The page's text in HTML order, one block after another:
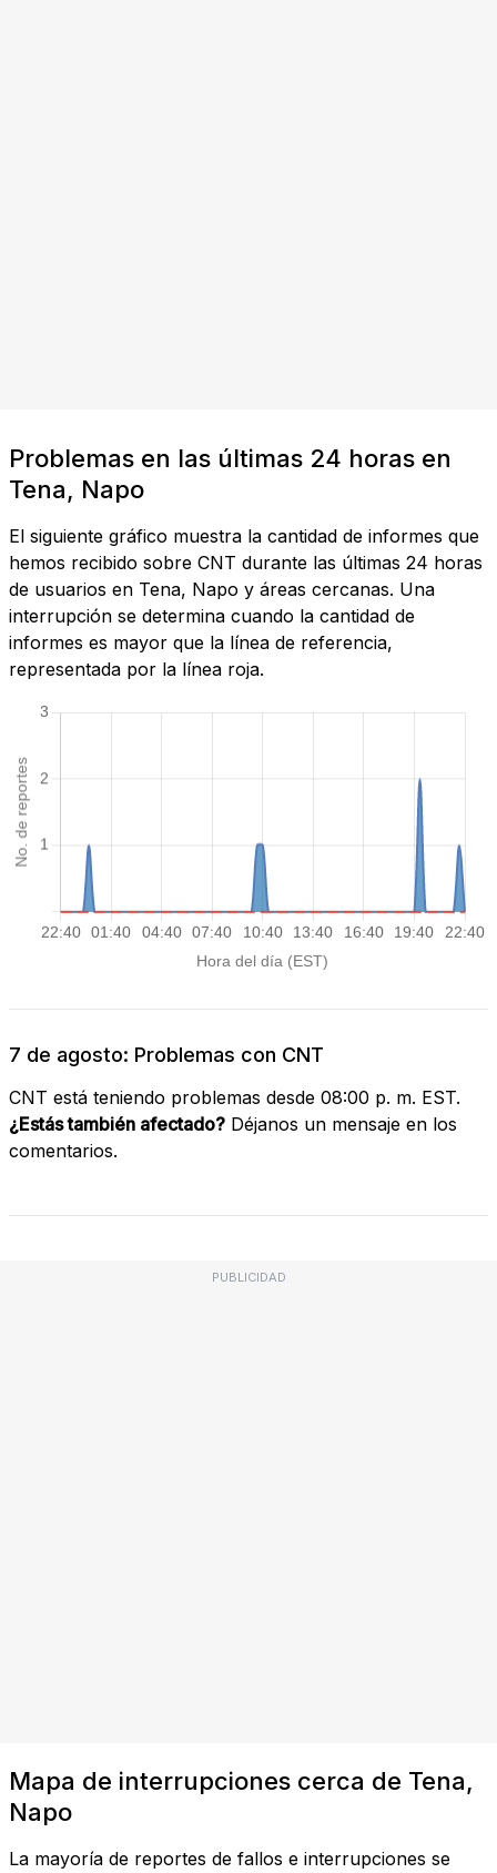
Problemas en las últimas 24 horas en
Tena, Napo
El siguiente gráfico muestra la cantidad de informes que
hemos recibido sobre CNT durante las últimas 24 horas
de usuarios en Tena, Napo y áreas cercanas. Una
interrupción se determina cuando la cantidad de
informes es mayor que la línea de referencia,
representada por la línea roja.
7 de agosto: Problemas con CNT
CNT está teniendo problemas desde 08:00 p. m. EST.
¿Estás también afectado? Déjanos un mensaje en los
comentarios.
PUBLICIDAD
Mapa de interrupciones cerca de Tena,
Napo
La mayoría de reportes de fallos e interrupciones se